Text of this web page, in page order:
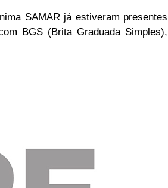
SAMAR já estiveram presentes
BGS (Brita Graduada Simples),